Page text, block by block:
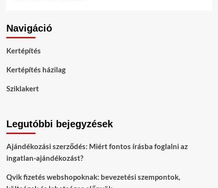
Navigáció
Kertépítés
Kertépítés házilag
Sziklakert
Legutóbbi bejegyzések
Ajándékozási szerződés: Miért fontos írásba foglalni az
ingatlan-ajándékozást?
Qvik fizetés webshopoknak: bevezetési szempontok,